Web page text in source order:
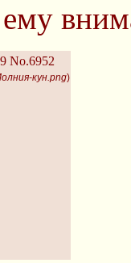
ему
No.6952
кун.png)